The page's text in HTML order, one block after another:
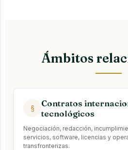
Ámbitos
§
Contratos
tecnológicos
Negociación, redacción,
servicios, software, licencias y
transfronterizas.